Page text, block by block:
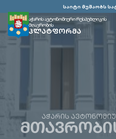
საიტი მუშაობს
აჭარის ავტონომიური რესპუბლიკის
მთავრობის
ᲞᲚᲐᲢᲤᲝᲠᲛᲐ
ᲐᲭᲐᲠᲘᲡ